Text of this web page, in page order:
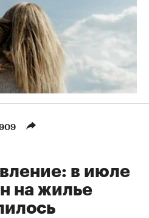
в июле
на жилье